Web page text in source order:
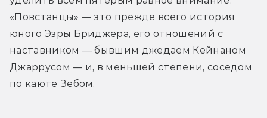
«Повстанцы» — это прежде всего история
юного Эзры Бриджера, его отношений с
наставником — бывшим джедаем Кейнаном
Джаррусом — и, в меньшей степени, соседом
по каюте Зебом.